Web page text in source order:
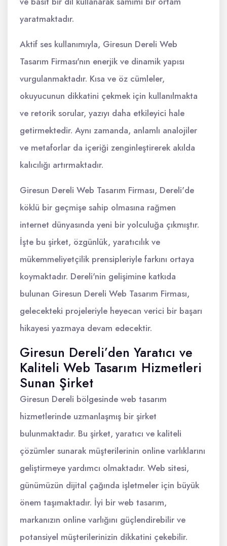
yaratmaktadır.
Aktif ses kullanımıyla, Giresun Dereli Web
Tasarım Firması'nın enerjik ve dinamik yapısı
vurgulanmaktadır. Kısa ve öz cümleler,
okuyucunun dikkatini çekmek için kullanılmakta
ve retorik sorular, yazıyı daha etkileyici hale
getirmektedir. Aynı zamanda, anlamlı analojiler
ve metaforlar da içeriği zenginleştirerek akılda
kalıcılığı artırmaktadır.
Giresun Dereli Web Tasarım Firması, Dereli'de
köklü bir geçmişe sahip olmasına rağmen
internet dünyasında yeni bir yolculuğa çıkmıştır.
İşte bu şirket, özgünlük, yaratıcılık ve
mükemmeliyetçilik prensipleriyle farkını ortaya
koymaktadır. Dereli'nin gelişimine katkıda
bulunan Giresun Dereli Web Tasarım Firması,
gelecekteki projeleriyle heyecan verici bir başarı
hikayesi yazmaya devam edecektir.
Giresun Dereli’den Yaratıcı ve
Kaliteli Web Tasarım Hizmetleri
Sunan Şirket
Giresun Dereli bölgesinde web tasarım
hizmetlerinde uzmanlaşmış bir şirket
bulunmaktadır. Bu şirket, yaratıcı ve kaliteli
çözümler sunarak müşterilerinin online varlıklarını
geliştirmeye yardımcı olmaktadır. Web sitesi,
günümüzün dijital çağında işletmeler için büyük
önem taşımaktadır. İyi bir web tasarım,
markanızın online varlığını güçlendirebilir ve
potansiyel müşterilerinizin dikkatini çekebilir.